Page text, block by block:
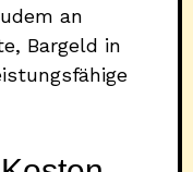
an
Bargeld in